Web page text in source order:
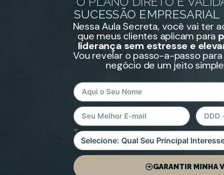
SUCESSÃO
Nessa Aula Secreta, você vai ter
que meus clientes aplicam para
liderança sem estresse e
Vou revelar o passo-a-passo
negócio de um jeito
GARANTIR MINHA